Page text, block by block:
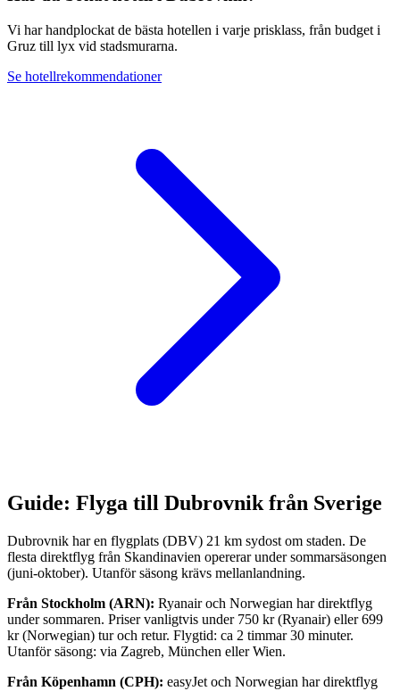
Vi har handplockat de bästa hotellen i varje prisklass, från budget i
Gruz till lyx vid stadsmurarna.
Se hotellrekommendationer
Guide: Flyga till Dubrovnik från Sverige
Dubrovnik har en flygplats (DBV) 21 km sydost om staden. De
flesta direktflyg från Skandinavien opererar under sommarsäsongen
(juni-oktober). Utanför säsong krävs mellanlandning.
Från Stockholm (ARN): Ryanair och Norwegian har direktflyg
under sommaren. Priser vanligtvis under 750 kr (Ryanair) eller 699
kr (Norwegian) tur och retur. Flygtid: ca 2 timmar 30 minuter.
Utanför säsong: via Zagreb, München eller Wien.
Från Köpenhamn (CPH): easyJet och Norwegian har direktflyg